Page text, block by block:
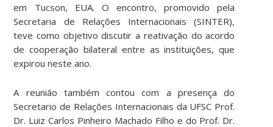
em Tucson, EUA. O encontro, promovido pela
Secretaria de Relações Internacionais (SINTER),
teve como objetivo discutir a reativação do acordo
de cooperação bilateral entre as instituições, que
expirou neste ano.
A reunião também contou com a presença do
Secretario de Relações Internacionais da UFSC Prof.
Dr. Luiz Carlos Pinheiro Machado Filho e do Prof. Dr.